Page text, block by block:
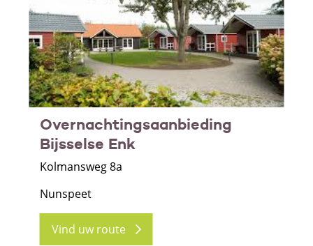
Overnachtingsaanbieding
Bijsselse Enk
Kolmansweg 8a
Nunspeet
Vind uw route